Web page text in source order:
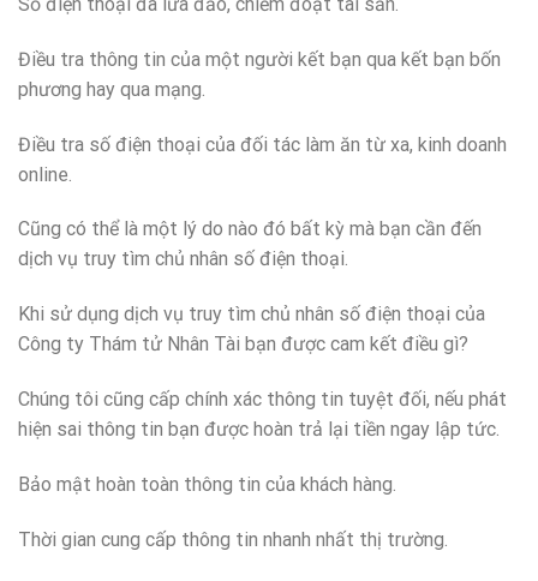
Điều tra thông tin của một người kết bạn qua kết bạn bốn
phương hay qua mạng.
Điều tra số điện thoại của đối tác làm ăn từ xa, kinh doanh
online.
Cũng có thể là một lý do nào đó bất kỳ mà bạn cần đến
dịch vụ truy tìm chủ nhân số điện thoại.
Khi sử dụng dịch vụ truy tìm chủ nhân số điện thoại của
Công ty Thám tử Nhân Tài bạn được cam kết điều gì?
Chúng tôi cũng cấp chính xác thông tin tuyệt đối, nếu phát
hiện sai thông tin bạn được hoàn trả lại tiền ngay lập tức.
Bảo mật hoàn toàn thông tin của khách hàng.
Thời gian cung cấp thông tin nhanh nhất thị trường.